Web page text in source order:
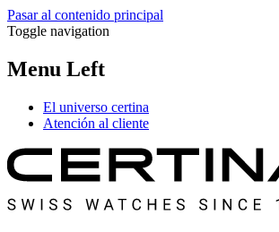
Pasar al contenido principal
Toggle navigation
Menu Left
El universo certina
Atención al cliente